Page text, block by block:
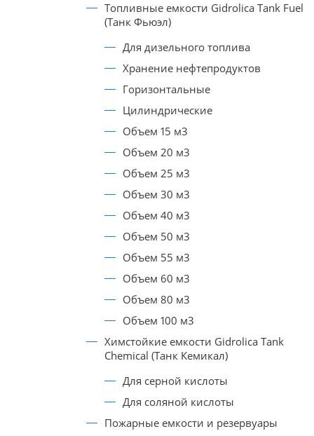
Топливные емкости Gidrolica Tank Fuel
(Танк Фьюэл)
Для дизельного топлива
Хранение нефтепродуктов
Горизонтальные
Цилиндрические
Объем 15 м3
Объем 20 м3
Объем 25 м3
Объем 30 м3
Объем 40 м3
Объем 50 м3
Объем 55 м3
Объем 60 м3
Объем 80 м3
Объем 100 м3
Химстойкие емкости Gidrolica Tank
Chemical (Танк Кемикал)
Для серной кислоты
Для соляной кислоты
Пожарные емкости и резервуары